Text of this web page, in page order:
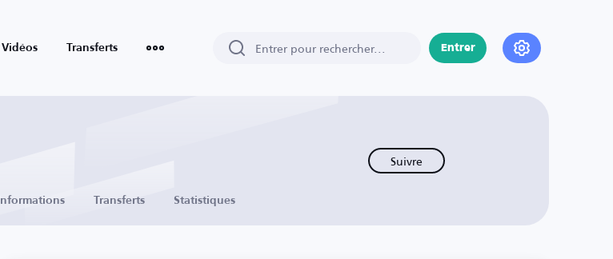
Vidéos Transferts Entrer
Suivre
Informations Transferts Statistiques